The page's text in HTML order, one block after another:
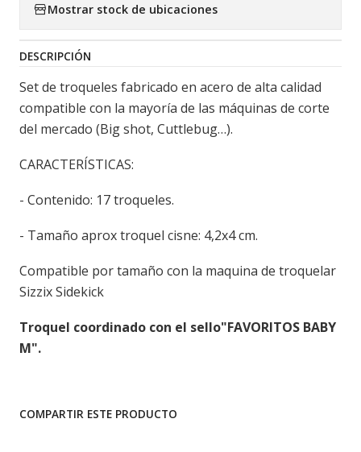
Mostrar stock de ubicaciones
DESCRIPCIÓN
Set de troqueles fabricado en acero de alta calidad
compatible con la mayoría de las máquinas de corte
del mercado (Big shot, Cuttlebug…).
CARACTERÍSTICAS:
- Contenido: 17 troqueles.
- Tamaño aprox troquel cisne: 4,2x4 cm.
Compatible por tamaño con la maquina de troquelar
Sizzix Sidekick
Troquel coordinado con el sello"FAVORITOS BABY
M".
COMPARTIR ESTE PRODUCTO